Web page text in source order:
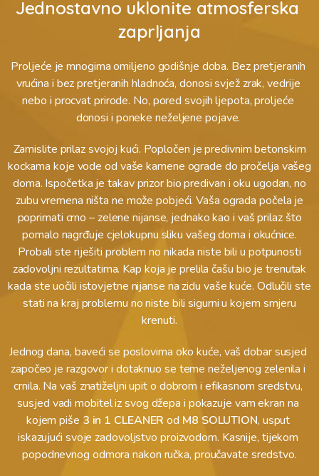
Jednostavno uklonite atmosferska
zaprljanja
Proljeće je mnogima omiljeno godišnje doba. Bez pretjeranih
vrućina i bez pretjeranih hladnoća, donosi svjež zrak, vedrije
nebo i procvat prirode. No, pored svojih ljepota, proljeće
donosi i poneke neželjene pojave.
Zamislite prilaz svojoj kući. Popločen je predivnim betonskim
kockama koje vode od vaše kamene ograde do pročelja vašeg
doma. Ispočetka je takav prizor bio predivan i oku ugodan, no
zubu vremena ništa ne može pobjeći. Vaša ograda počela je
poprimati crno – zelene nijanse, jednako kao i vaš prilaz što
pomalo nagrđuje cjelokupnu sliku vašeg doma i okućnice.
Probali ste riješiti problem no nikada niste bili u potpunosti
zadovoljni rezultatima. Kap koja je prelila čašu bio je trenutak
kada ste uočili istovjetne nijanse na zidu vaše kuće. Odlučili ste
stati na kraj problemu no niste bili sigurni u kojem smjeru
krenuti.
Jednog dana, baveći se poslovima oko kuće, vaš dobar susjed
započeo je razgovor i dotaknuo se teme neželjenog zelenila i
crnila. Na vaš znatiželjni upit o dobrom i efikasnom sredstvu,
susjed vadi mobitel iz svog džepa i pokazuje vam ekran na
kojem piše 3 in 1 CLEANER od M8 SOLUTION, usput
iskazujući svoje zadovoljstvo proizvodom. Kasnije, tijekom
popodnevnog odmora nakon ručka, proučavate sredstvo.